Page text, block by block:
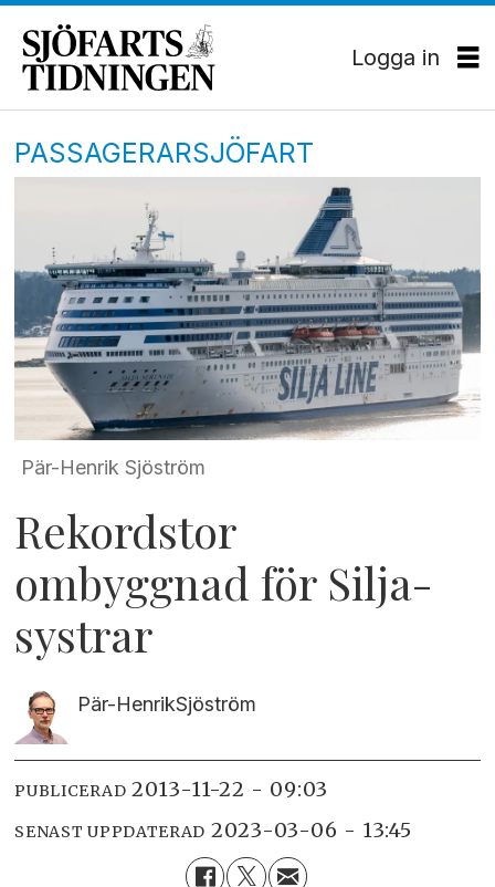
Logga in
PASSAGERARSJÖFART
Pär-Henrik Sjöström
Rekordstor
ombyggnad för Silja-
systrar
Pär-HenrikSjöström
PUBLICERAD 2013-11-22 - 09:03
SENAST UPPDATERAD 2023-03-06 - 13:45